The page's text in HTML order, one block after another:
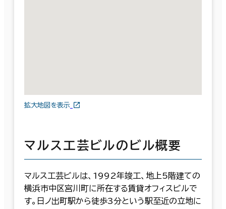
拡大地図を表示
マルス工芸ビルのビル概要
マルス工芸ビルは、1992年竣工、地上5階建ての
横浜市中区宮川町に所在する賃貸オフィスビルで
す。日ノ出町駅から徒歩3分という駅至近の立地に